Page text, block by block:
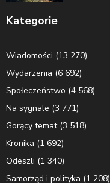
Kategorie
Wiadomości (13 270)
Wydarzenia (6 692)
Społeczeństwo (4 568)
Na sygnale (3 771)
Gorący temat(3 518)
Kronika (1 692)
Odeszli (1 340)
Samorząd i polityka (1 208)